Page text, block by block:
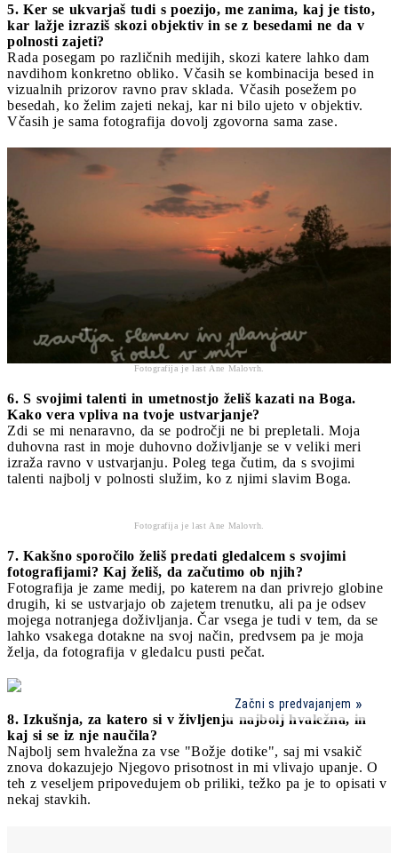
5. Ker se ukvarjaš tudi s poezijo, me zanima, kaj je tisto,
kar lažje izraziš skozi objektiv in se z besedami ne da v
polnosti zajeti?
Rada posegam po različnih medijih, skozi katere lahko dam
navdihom konkretno obliko. Včasih se kombinacija besed in
vizualnih prizorov ravno prav sklada. Včasih posežem po
besedah, ko želim zajeti nekaj, kar ni bilo ujeto v objektiv.
Včasih je sama fotografija dovolj zgovorna sama zase.
Fotografija je last Ane Malovrh.
6. S svojimi talenti in umetnostjo želiš kazati na Boga.
Kako vera vpliva na tvoje ustvarjanje?
Zdi se mi nenaravno, da se področji ne bi prepletali. Moja
duhovna rast in moje duhovno doživljanje se v veliki meri
izraža ravno v ustvarjanju. Poleg tega čutim, da s svojimi
talenti najbolj v polnosti služim, ko z njimi slavim Boga.
Fotografija je last Ane Malovrh.
7. Kakšno sporočilo želiš predati gledalcem s svojimi
fotografijami? Kaj želiš, da začutimo ob njih?
Fotografija je zame medij, po katerem na dan privrejo globine
drugih, ki se ustvarjajo ob zajetem trenutku, ali pa je odsev
mojega notranjega doživljanja. Čar vsega je tudi v tem, da se
lahko vsakega dotakne na svoj način, predvsem pa je moja
želja, da fotografija v gledalcu pusti pečat.
Začni s predvajanjem
8. Izkušnja, za katero si v življenju najbolj hvaležna, in
kaj si se iz nje naučila?
Najbolj sem hvaležna za vse "Božje dotike", saj mi vsakič
znova dokazujejo Njegovo prisotnost in mi vlivajo upanje. O
teh z veseljem pripovedujem ob priliki, težko pa je to opisati v
nekaj stavkih.